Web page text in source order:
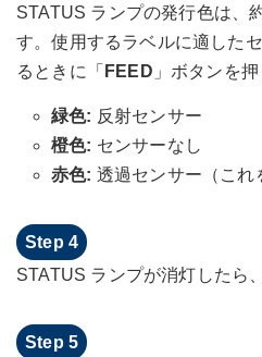
STATUS ランプの発行色は、
す。使用するラベルに適した
るときに「 FEED 」ボタンを押
緑色: 反射センサー
橙色: センサーなし
赤色: 透過センサー（これ
STATUS ランプが消灯したら